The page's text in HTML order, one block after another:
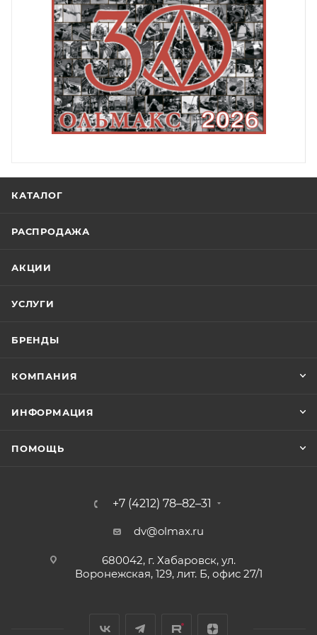
КАТАЛОГ
РАСПРОДАЖА
АКЦИИ
УСЛУГИ
БРЕНДЫ
КОМПАНИЯ
ИНФОРМАЦИЯ
ПОМОЩЬ
+7 (4212) 78–82–31
dv@olmax.ru
680042, г. Хабаровск, ул.
Воронежская, 129, лит. Б, офис 27/1